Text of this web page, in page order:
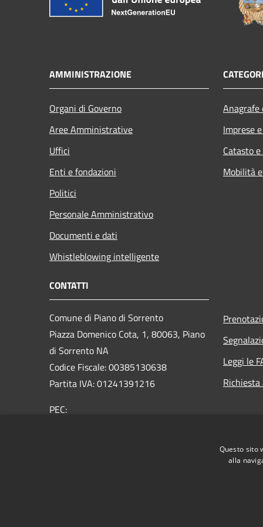
AMMINISTRAZIONE
Organi di Governo
Aree Amministrative
Uffici
Enti e fondazioni
Politici
Personale Amministrativo
Documenti e dati
Whistleblowing intelligente
Imprese
Catasto
Mobilità
CONTATTI
Comune di Piano di Sorrento
Piazza Domenico Cota, 1, 80063, Piano
di Sorrento NA
Codice Fiscale: 00385130638
Partita IVA: 01241391216
PEC:
Leggi le
Questo sito
alla